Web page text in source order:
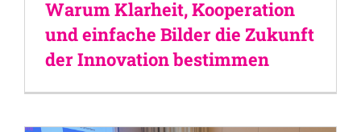
Warum Klarheit, Kooperation
und einfache Bilder die Zukunft
der Innovation bestimmen